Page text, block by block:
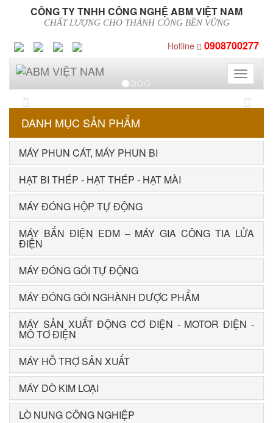
CÔNG TY TNHH CÔNG NGHỆ ABM VIỆT NAM
CHẤT LƯỢNG CHO THÀNH CÔNG BỀN VỮNG
Hotline 0908700277
Toggle
Previous Next
DANH MỤC SẢN PHẨM
MÁY PHUN CÁT, MÁY PHUN BI
HẠT BI THÉP - HẠT THÉP - HẠT MÀI
MÁY ĐÓNG HỘP TỰ ĐỘNG
MÁY BẮN ĐIỆN EDM – MÁY GIA CÔNG TIA LỬA
ĐIỆN
MÁY ĐÓNG GÓI TỰ ĐỘNG
MÁY ĐÓNG GÓI NGHÀNH DƯỢC PHẨM
MÁY SẢN XUẤT ĐỘNG CƠ ĐIỆN - MOTOR ĐIỆN -
MÔ TƠ ĐIỆN
MÁY HỖ TRỢ SẢN XUẤT
MÁY DÒ KIM LOẠI
LÒ NUNG CÔNG NGHIỆP